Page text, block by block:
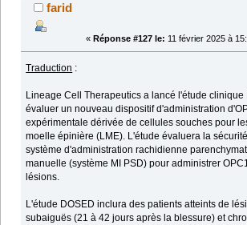
farid
« Réponse #127 le: 11 février 2025 à
Traduction :
Lineage Cell Therapeutics a lancé l'étude clinique
évaluer un nouveau dispositif d'administration
expérimentale dérivée de cellules souches pour
moelle épinière (LME). L'étude évaluera la
système d'administration rachidienne
manuelle (système MI PSD) pour administrer
lésions.
L'étude DOSED inclura des patients atteints de
subaiguës (21 à 42 jours après la blessure) et